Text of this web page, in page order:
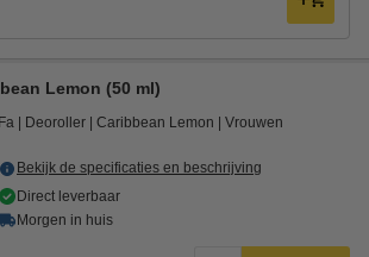
Lemon (50 ml)
Fa Deoroller Caribbean Lemon Vrouwen
Bekijk de specificaties en beschrijving
Direct leverbaar
Morgen in huis